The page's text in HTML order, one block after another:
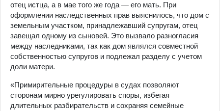
отец истца, а в мае того же года — его мать. При
оформлении наследственных прав выяснилось, что дом с
земельным участком, принадлежавший супругам, отец
завещал одному из сыновей. Это вызвало разногласия
между наследниками, так как дом являлся совместной
собственностью супругов и подлежал разделу с учетом
доли матери.
«Примирительные процедуры в судах позволяют
сторонам мирно урегулировать споры, избегая
длительных разбирательств и сохраняя семейные